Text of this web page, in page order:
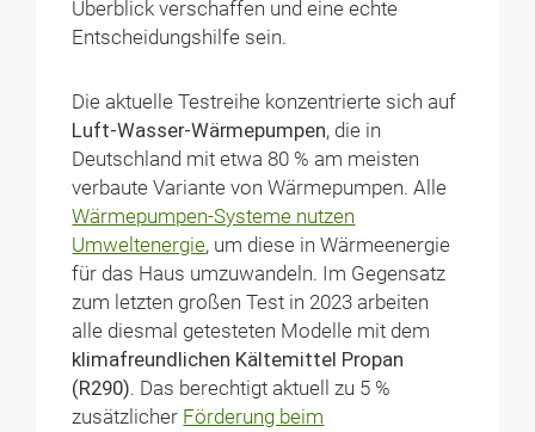
Überblick verschaffen und eine echte
Entscheidungshilfe sein.
Die aktuelle Testreihe konzentrierte sich auf
Luft-Wasser-Wärmepumpen, die in
Deutschland mit etwa 80 % am meisten
verbaute Variante von Wärmepumpen. Alle
Wärmepumpen-Systeme nutzen
Umweltenergie, um diese in Wärmeenergie
für das Haus umzuwandeln. Im Gegensatz
zum letzten großen Test in 2023 arbeiten
alle diesmal getesteten Modelle mit dem
klimafreundlichen Kältemittel Propan
(R290). Das berechtigt aktuell zu 5 %
zusätzlicher Förderung beim